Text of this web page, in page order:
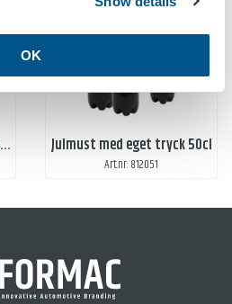
OK
Godisburk med eget digitaltryck Julmust med eget tryck 50cl
Art.nr: 812051